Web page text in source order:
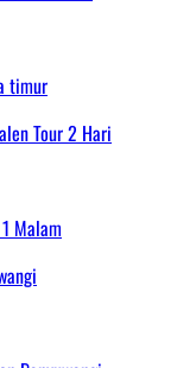
timur
Malam